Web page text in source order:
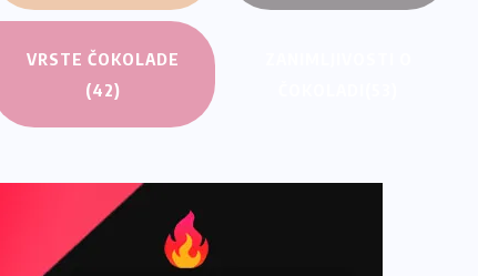
VRSTE ČOKOLADE
(42)